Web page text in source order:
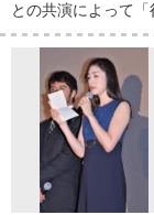
との共演によって